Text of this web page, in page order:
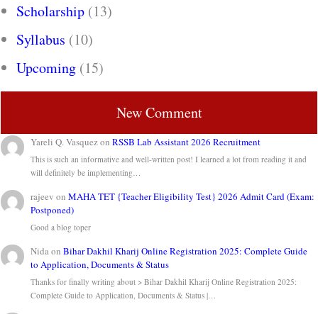
Scholarship (13)
Syllabus (10)
Upcoming (15)
New Comment
Yareli Q. VasquezonRSSB Lab Assistant 2026 Recruitment
This is such an informative and well-written post! I learned a lot from reading it and
will definitely be implementing…
rajeev onMAHA TET {Teacher Eligibility Test} 2026 Admit Card (Exam:
Postponed)
Good a blog toper
NidaonBihar Dakhil Kharij Online Registration 2025: Complete Guide
to Application, Documents & Status
Thanks for finally writing about > Bihar Dakhil Kharij Online Registration 2025:
Complete Guide to Application, Documents & Status |…